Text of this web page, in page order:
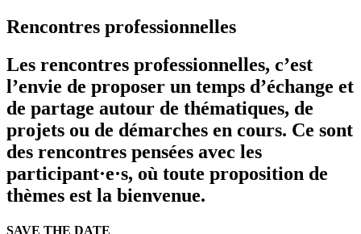
Rencontres professionnelles
Les rencontres professionnelles, c’est
l’envie de proposer un temps d’échange et
de partage autour de thématiques, de
projets ou de démarches en cours. Ce sont
des rencontres pensées avec les
participant·e·s, où toute proposition de
thèmes est la bienvenue.
SAVE THE DATE